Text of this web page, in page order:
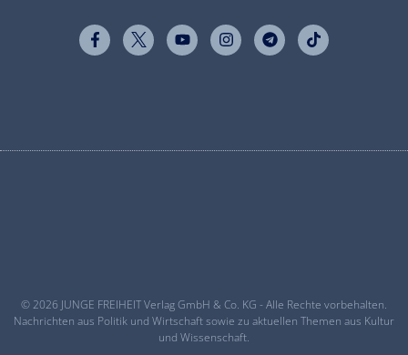
© 2026 JUNGE FREIHEIT Verlag GmbH & Co. KG - Alle Rechte vorbehalten.
Nachrichten aus Politik und Wirtschaft sowie zu aktuellen Themen aus Kultur
und Wissenschaft.